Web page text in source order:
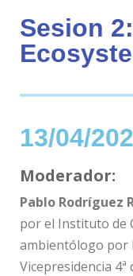
Sesion
13/04/
Moderador:
Pablo Rodríguez
por el Instituto de
ambientólogo por
Vicepresidencia